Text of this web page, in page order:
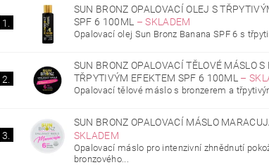
1.
SUN BRONZ OPALOVACÍ OLEJ S
SPF 6 100ML –SKLADEM
Opalovací olej Sun Bronz Banana SPF 6 s
2.
SUN BRONZ OPALOVACÍ TĚLOVÉ MÁSLO S
TŘPYTIVÝM EFEKTEM SPF 6 100ML –
Opalovací tělové máslo s bronzerem a
3.
SUN BRONZ OPALOVACÍ MÁSLO
SKLADEM
Opalovací máslo pro intenzivní zhnědnutí
bronzového...